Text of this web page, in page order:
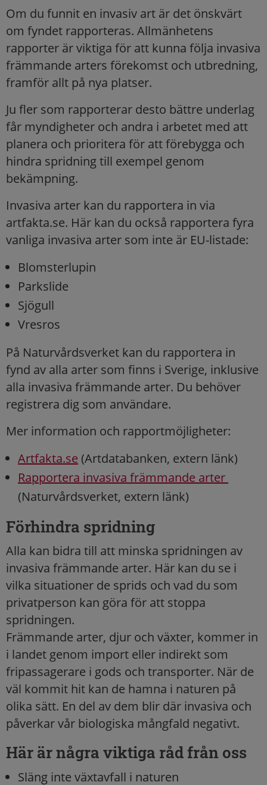
Om du funnit en invasiv art är det önskvärt
om fyndet rapporteras. Allmänhetens
rapporter är viktiga för att kunna följa invasiva
främmande arters förekomst och utbredning,
framför allt på nya platser.
Ju fler som rapporterar desto bättre underlag
får myndigheter och andra i arbetet med att
planera och prioritera för att förebygga och
hindra spridning till exempel genom
bekämpning.
Invasiva arter kan du rapportera in via
artfakta.se. Här kan du också rapportera fyra
vanliga invasiva arter som inte är EU-listade:
Blomsterlupin
Parkslide
Sjögull
Vresros
På Naturvårdsverket kan du rapportera in
fynd av alla arter som finns i Sverige, inklusive
alla invasiva främmande arter. Du behöver
registrera dig som användare.
Mer information och rapportmöjligheter:
Artfakta.se (Artdatabanken, extern länk)
Rapportera invasiva främmande arter
(Naturvårdsverket, extern länk)
Förhindra spridning
Alla kan bidra till att minska spridningen av
invasiva främmande arter. Här kan du se i
vilka situationer de sprids och vad du som
privatperson kan göra för att stoppa
spridningen.
Främmande arter, djur och växter, kommer in
i landet genom import eller indirekt som
fripassagerare i gods och transporter. När de
väl kommit hit kan de hamna i naturen på
olika sätt. En del av dem blir där invasiva och
påverkar vår biologiska mångfald negativt.
Här är några viktiga råd från oss
Släng inte växtavfall i naturen